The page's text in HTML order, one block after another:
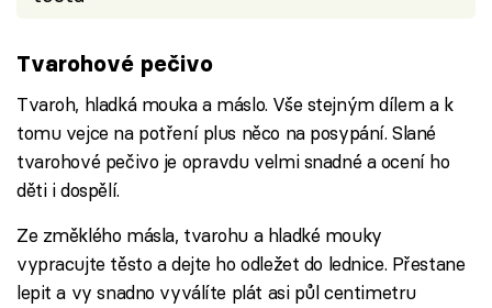
Tvarohové pečivo
Tvaroh, hladká mouka a máslo. Vše stejným dílem a k
tomu vejce na potření plus něco na posypání. Slané
tvarohové pečivo je opravdu velmi snadné a ocení ho
děti i dospělí.
Ze změklého másla, tvarohu a hladké mouky
vypracujte těsto a dejte ho odležet do lednice. Přestane
lepit a vy snadno vyválíte plát asi půl centimetru